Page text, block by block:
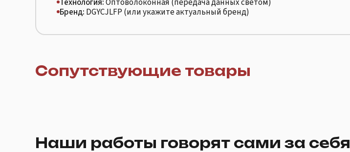
Технология:Оптоволоконная (передача данных светом)
Бренд: DGYCJLFP (или укажите актуальный бренд)
Сопутствующие товары
Наши работы говорят сами за себя